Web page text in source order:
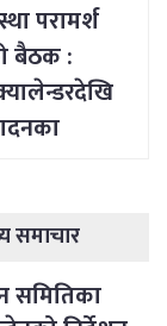
परामर्श
बैठक :
समाचार
समितिका